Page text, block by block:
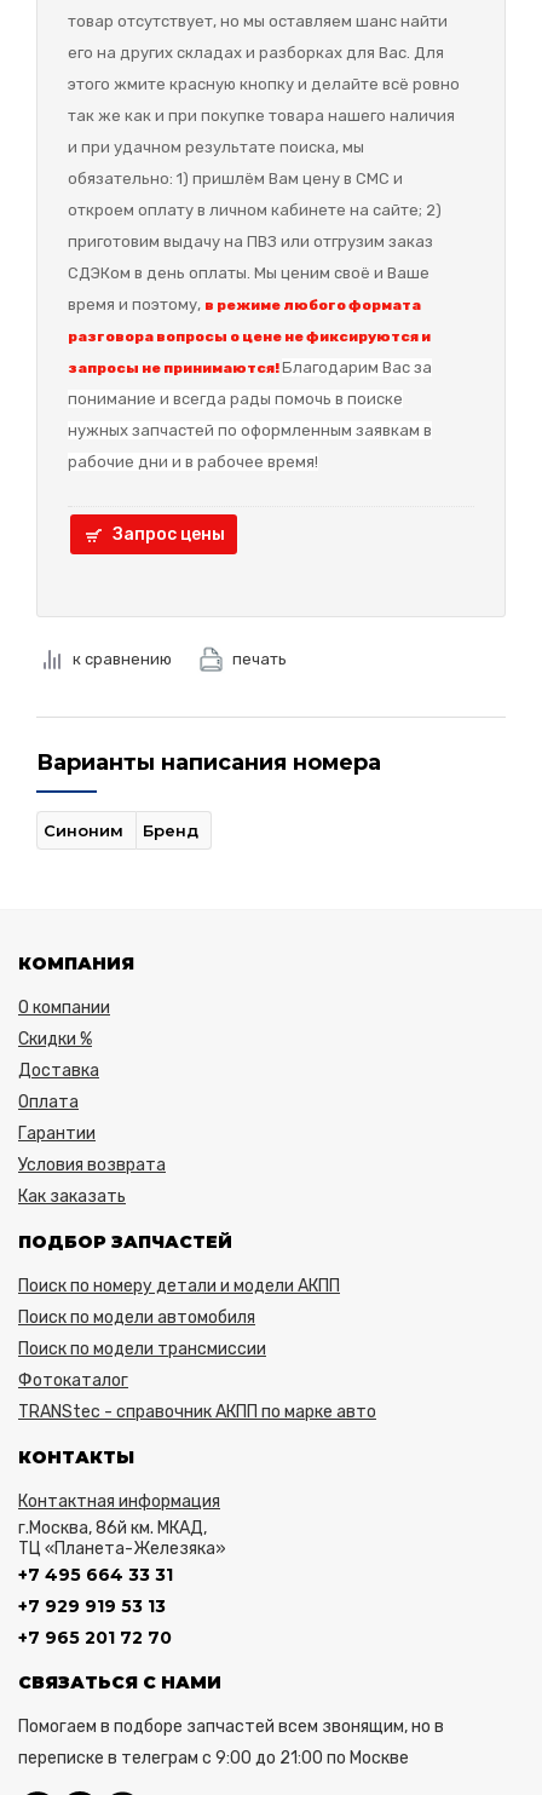
товар отсутствует, но мы оставляем шанс найти
его на других складах и разборках для Вас. Для
этого жмите красную кнопку и делайте всё ровно
так же как и при покупке товара нашего наличия
и при удачном результате поиска, мы
обязательно: 1) пришлём Вам цену в СМС и
откроем оплату в личном кабинете на сайте; 2)
приготовим выдачу на ПВЗ или отгрузим заказ
СДЭКом в день оплаты. Мы ценим своё и Ваше
время и поэтому, в режиме любого формата
разговора вопросы о цене не фиксируются и
запросы не принимаются!Благодарим Вас за
понимание и всегда рады помочь в поиске
нужных запчастей по оформленным заявкам в
рабочие дни и в рабочее время!
Запрос цены
к сравнению печать
Варианты написания номера
Синоним Бренд
КОМПАНИЯ
О компании
Скидки %
Доставка
Оплата
Гарантии
Условия возврата
Как заказать
ПОДБОР ЗАПЧАСТЕЙ
Поиск по номеру детали и модели АКПП
Поиск по модели автомобиля
Поиск по модели трансмиссии
Фотокаталог
TRANStec - справочник АКПП по марке авто
КОНТАКТЫ
Контактная информация
г.Москва, 86й км. МКАД,
ТЦ «Планета-Железяка»
+7 495 664 33 31
+7 929 919 53 13
+7 965 201 72 70
СВЯЗАТЬСЯ С НАМИ
Помогаем в подборе запчастей всем звонящим, но в
переписке в телеграм с 9:00 до 21:00 по Москве